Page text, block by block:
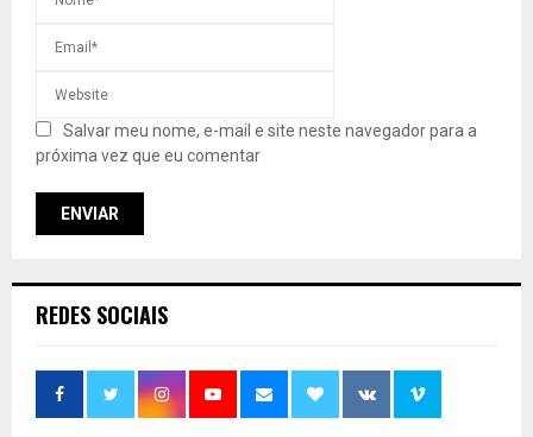
Salvar meu nome, e-mail e site neste navegador para a
próxima vez que eu comentar
REDES SOCIAIS